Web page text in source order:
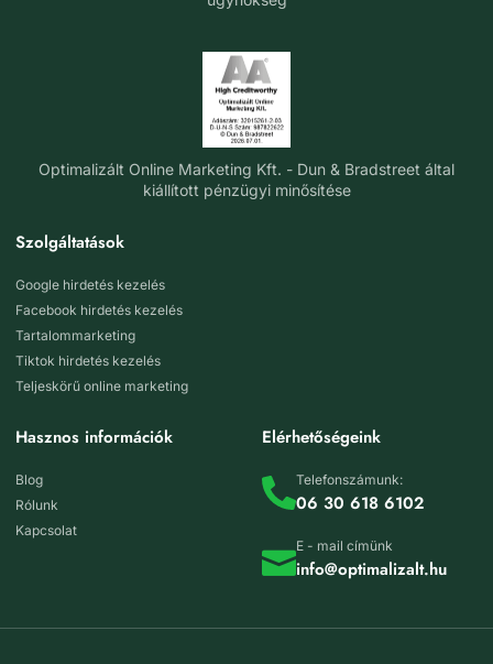
Optimalizált Online Marketing Kft. - Dun & Bradstreet által
kiállított pénzügyi minősítése
Szolgáltatások
Google hirdetés kezelés
Facebook hirdetés kezelés
Tartalommarketing
Tiktok hirdetés kezelés
Teljeskörű online marketing
Hasznos információk
Blog
Rólunk
Kapcsolat
Elérhetőségeink
Telefonszámunk:
06 30 618 6102
E - mail címünk
info@optimalizalt.hu